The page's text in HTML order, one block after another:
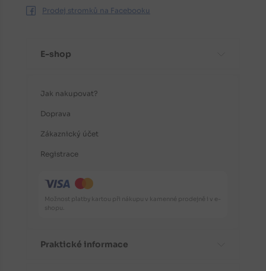
Prodej stromků na Facebooku
E-shop
Jak nakupovat?
Doprava
Zákaznický účet
Registrace
Možnost platby kartou při nákupu v kamenné prodejně i v e-
shopu.
Praktické informace